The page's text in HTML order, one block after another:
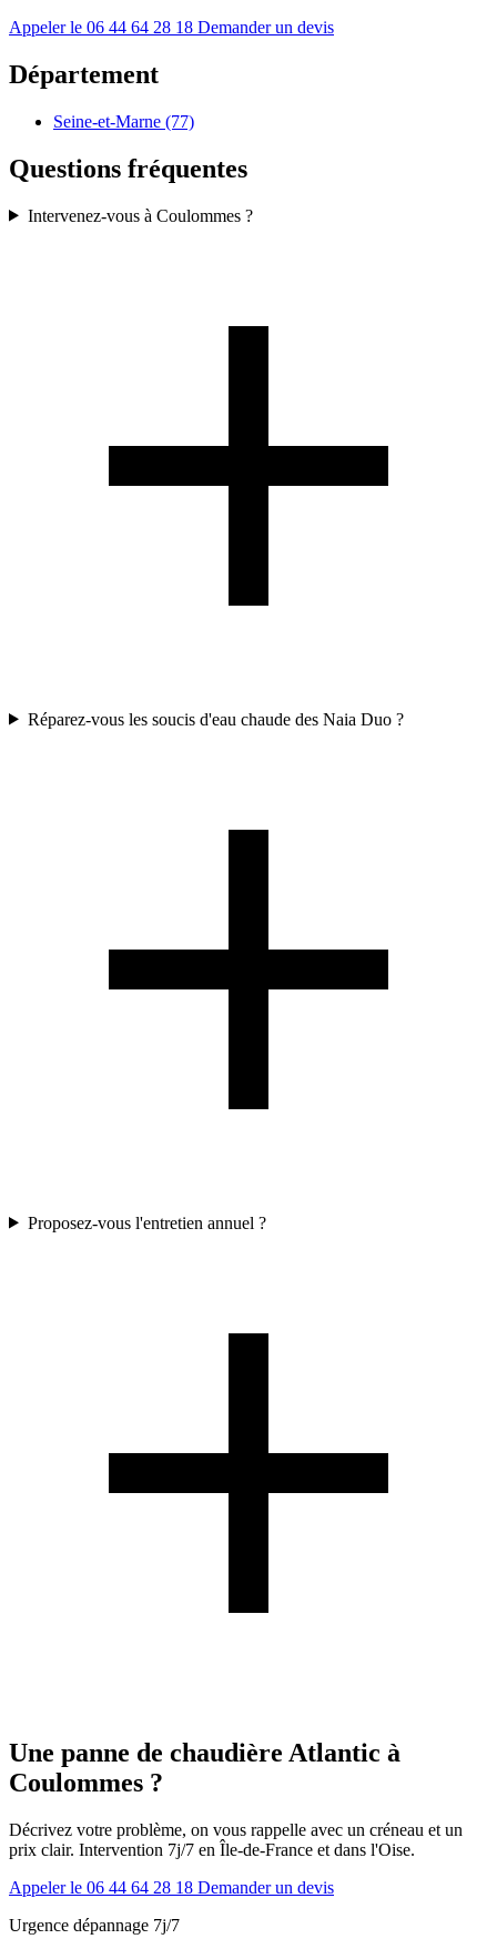
Appeler le 06 44 64 28 18 Demander un devis
Département
Seine-et-Marne (77)
Questions fréquentes
Intervenez-vous à Coulommes ?
Réparez-vous les soucis d'eau chaude des Naia Duo ?
Proposez-vous l'entretien annuel ?
Une panne de chaudière Atlantic à
Coulommes ?
Décrivez votre problème, on vous rappelle avec un créneau et un
prix clair. Intervention 7j/7 en Île-de-France et dans l'Oise.
Appeler le 06 44 64 28 18 Demander un devis
Urgence dépannage 7j/7